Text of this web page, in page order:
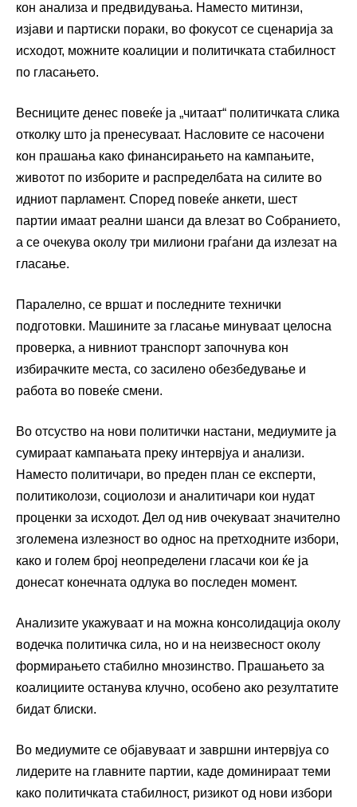
кон анализа и предвидувања. Наместо митинзи,
изјави и партиски пораки, во фокусот се сценарија за
исходот, можните коалиции и политичката стабилност
по гласањето.
Весниците денес повеќе ја „читаат“ политичката слика
отколку што ја пренесуваат. Насловите се насочени
кон прашања како финансирањето на кампањите,
животот по изборите и распределбата на силите во
идниот парламент. Според повеќе анкети, шест
партии имаат реални шанси да влезат во Собранието,
а се очекува околу три милиони граѓани да излезат на
гласање.
Паралелно, се вршат и последните технички
подготовки. Машините за гласање минуваат целосна
проверка, а нивниот транспорт започнува кон
избирачките места, со засилено обезбедување и
работа во повеќе смени.
Во отсуство на нови политички настани, медиумите ја
сумираат кампањата преку интервјуа и анализи.
Наместо политичари, во преден план се експерти,
политиколози, социолози и аналитичари кои нудат
проценки за исходот. Дел од нив очекуваат значително
зголемена излезност во однос на претходните избори,
како и голем број неопределени гласачи кои ќе ја
донесат конечната одлука во последен момент.
Анализите укажуваат и на можна консолидација околу
водечка политичка сила, но и на неизвесност околу
формирањето стабилно мнозинство. Прашањето за
коалициите останува клучно, особено ако резултатите
бидат блиски.
Во медиумите се објавуваат и завршни интервјуа со
лидерите на главните партии, каде доминираат теми
како политичката стабилност, ризикот од нови избори